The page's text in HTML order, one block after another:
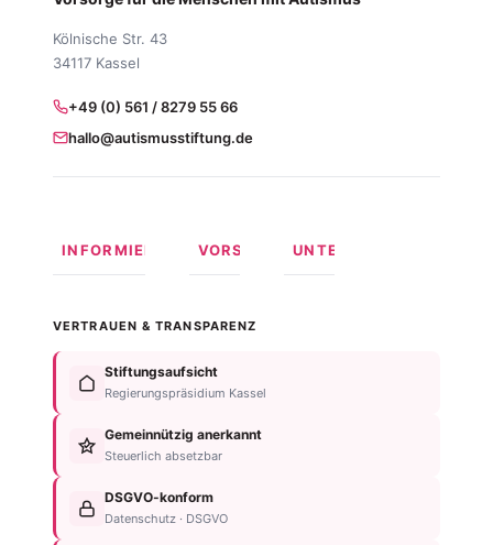
Kölnische Str. 43
34117 Kassel
+49 (0) 561 / 8279 55 66
hallo@autismusstiftung.de
INFORMIEREN
Formen
Autismus
Anzeichen
Diagnose
Betroffene
VORSORGEN
Behindertentestament
Im
Testament
Nachlassplanung
Zustiftung
Kind
absichern
UNTERSTÜTZEN
VERTRAUEN & TRANSPARENZ
Stiftungsaufsicht
Regierungspräsidium Kassel
Gemeinnützig anerkannt
Steuerlich absetzbar
DSGVO-konform
Datenschutz · DSGVO